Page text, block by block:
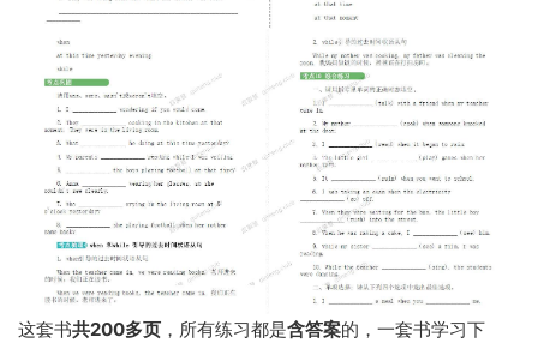
这套书共200多页 ，所有练习都是含答案的，一套书学习下